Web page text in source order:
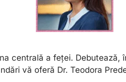
centrală a feței.
vă oferă Dr. Teodora